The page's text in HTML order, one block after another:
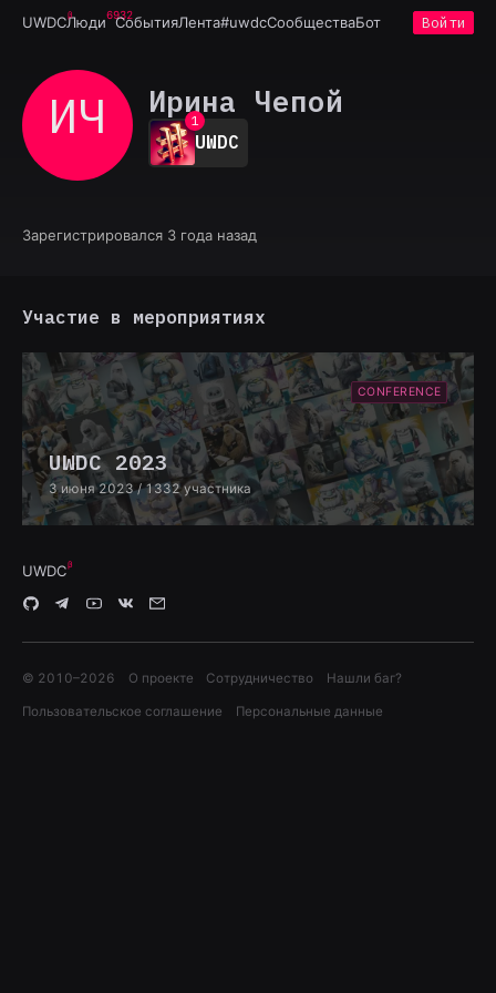
UWDCЛюди6932
СобытияЛента#uwdcСообществаБот Войти
ИЧ Ирина Чепой
0
1
2
3
6
UWDC
Зарегистрировался 3 года назад
Участие в мероприятиях
CONFERENCE
UWDC 2023
3 июня 2023 / 1332 участника
UWDC
© 2010–2026 О проекте Сотрудничество Нашли баг?
Пользовательское соглашение Персональные данные